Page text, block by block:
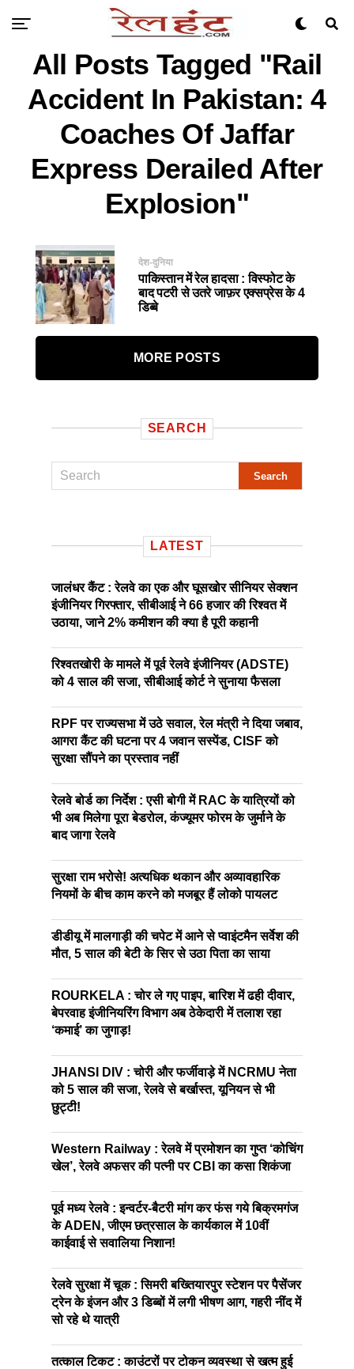
All Posts Tagged "Rail
Accident In Pakistan: 4
Coaches Of Jaffar
Express Derailed After
Explosion"
देश-दुनिया
पाकिस्तान में रेल हादसा : विस्फोट के
बाद पटरी से उतरे जाफ़र एक्सप्रेस के 4
डिब्बे
MORE POSTS
SEARCH
LATEST
जालंधर कैंट : रेलवे का एक और घूसखोर सीनियर सेक्शन
इंजीनियर गिरफ्तार, सीबीआई ने 66 हजार की रिश्वत में
उठाया, जाने 2% कमीशन की क्या है पूरी कहानी
रिश्वतखोरी के मामले में पूर्व रेलवे इंजीनियर (ADSTE)
को 4 साल की सजा, सीबीआई कोर्ट ने सुनाया फैसला
RPF पर राज्यसभा में उठे सवाल, रेल मंत्री ने दिया जबाव,
आगरा कैंट की घटना पर 4 जवान सस्पेंड, CISF को
सुरक्षा सौंपने का प्रस्ताव नहीं
रेलवे बोर्ड का निर्देश : एसी बोगी में RAC के यात्रियों को
भी अब मिलेगा पूरा बेडरोल, कंज्यूमर फोरम के जुर्माने के
बाद जागा रेलवे
सुरक्षा राम भरोसे! अत्यधिक थकान और अव्यावहारिक
नियमों के बीच काम करने को मजबूर हैं लोको पायलट
डीडीयू में मालगाड़ी की चपेट में आने से प्वाइंटमैन सर्वेश की
मौत, 5 साल की बेटी के सिर से उठा पिता का साया
ROURKELA : चोर ले गए पाइप, बारिश में ढही दीवार,
बेपरवाह इंजीनियरिंग विभाग अब ठेकेदारी में तलाश रहा
‘कमाई’ का जुगाड़!
JHANSI DIV : चोरी और फर्जीवाड़े में NCRMU नेता
को 5 साल की सजा, रेलवे से बर्खास्त, यूनियन से भी
छुट्टी!
Western Railway : रेलवे में प्रमोशन का गुप्त ‘कोचिंग
खेल’, रेलवे अफसर की पत्नी पर CBI का कसा शिकंजा
पूर्व मध्य रेलवे : इन्वर्टर-बैटरी मांग कर फंस गये बिक्रमगंज
के ADEN, जीएम छत्रसाल के कार्यकाल में 10वीं
काईवाई से सवालिया निशान!
रेलवे सुरक्षा में चूक : सिमरी बख्तियारपुर स्टेशन पर पैसेंजर
ट्रेन के इंजन और 3 डिब्बों में लगी भीषण आग, गहरी नींद में
सो रहे थे यात्री
तत्काल टिकट : काउंटरों पर टोकन व्यवस्था से खत्म हुई